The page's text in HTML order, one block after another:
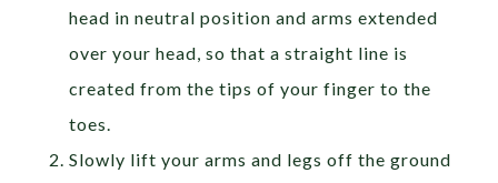
head in neutral position and arms extended
over your head, so that a straight line is
created from the tips of your finger to the
toes.
Slowly lift your arms and legs off the ground